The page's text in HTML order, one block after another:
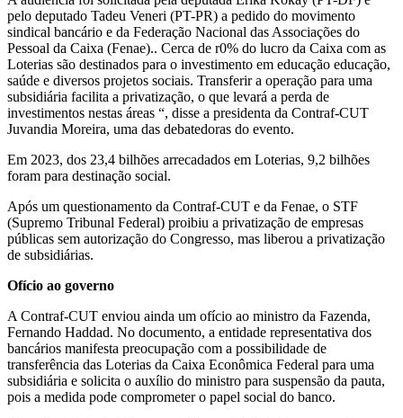
pelo deputado Tadeu Veneri (PT-PR) a pedido do movimento
sindical bancário e da Federação Nacional das Associações do
Pessoal da Caixa (Fenae).. Cerca de r0% do lucro da Caixa com as
Loterias são destinados para o investimento em educação educação,
saúde e diversos projetos sociais. Transferir a operação para uma
subsidiária facilita a privatização, o que levará a perda de
investimentos nestas áreas “, disse a presidenta da Contraf-CUT
Juvandia Moreira, uma das debatedoras do evento.
Em 2023, dos 23,4 bilhões arrecadados em Loterias, 9,2 bilhões
foram para destinação social.
Após um questionamento da Contraf-CUT e da Fenae, o STF
(Supremo Tribunal Federal) proibiu a privatização de empresas
públicas sem autorização do Congresso, mas liberou a privatização
de subsidiárias.
Ofício ao governo
A Contraf-CUT enviou ainda um ofício ao ministro da Fazenda,
Fernando Haddad. No documento, a entidade representativa dos
bancários manifesta preocupação com a possibilidade de
transferência das Loterias da Caixa Econômica Federal para uma
subsidiária e solicita o auxílio do ministro para suspensão da pauta,
pois a medida pode comprometer o papel social do banco.